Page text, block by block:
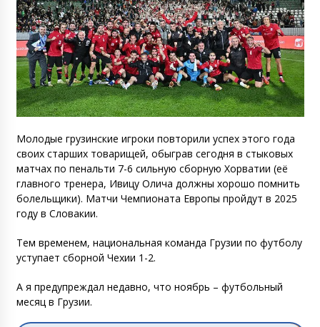
Молодые грузинские игроки повторили успех этого года
своих старших товарищей, обыграв сегодня в стыковых
матчах по пенальти 7-6 сильную сборную Хорватии (её
главного тренера, Ивицу Олича должны хорошо помнить
болельщики). Матчи Чемпионата Европы пройдут в 2025
году в Словакии.
Тем временем, национальная команда Грузии по футболу
уступает сборной Чехии 1-2.
А я предупреждал недавно, что ноябрь – футбольный
месяц в Грузии.